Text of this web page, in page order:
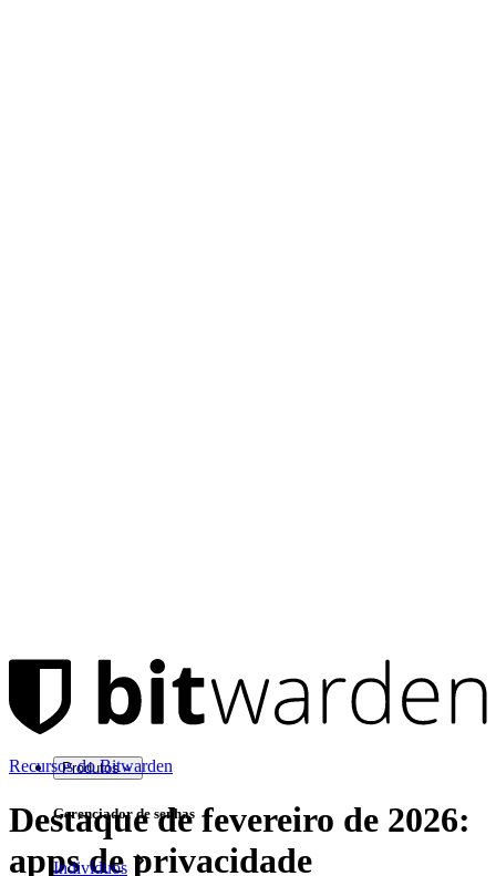
Produtos
Gerenciador de senhas
Indivíduos
Recursos do Bitwarden
Destaque de fevereiro de 2026:
apps de privacidade